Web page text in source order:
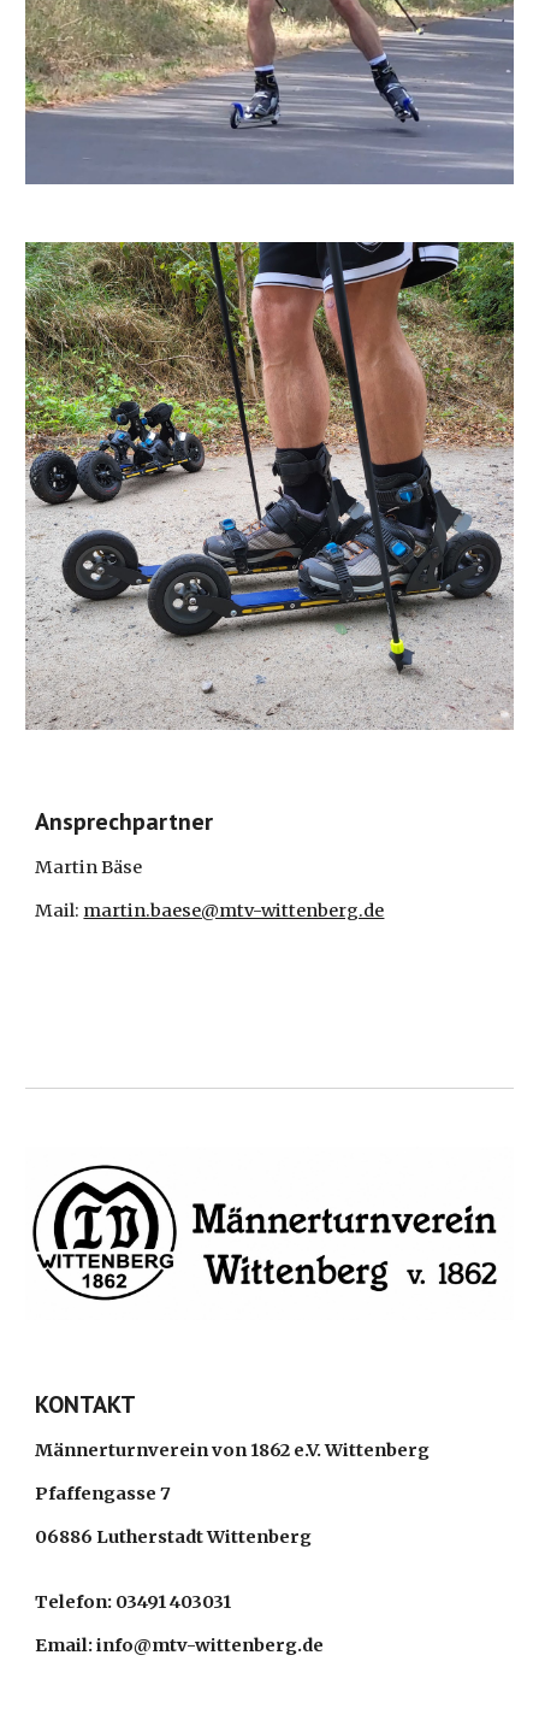
Ansprechpartner
Martin Bäse
Mail: martin.baese@mtv-wittenberg.de
KONTAKT
Männerturnverein von 1862 e.V. Wittenberg
Pfaffengasse 7
06886 Lutherstadt Wittenberg
Telefon: 03491 403031
Email: info@mtv-wittenberg.de